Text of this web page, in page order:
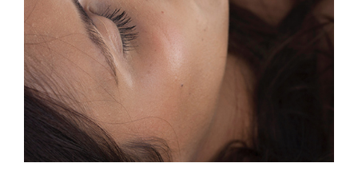
DETAILS